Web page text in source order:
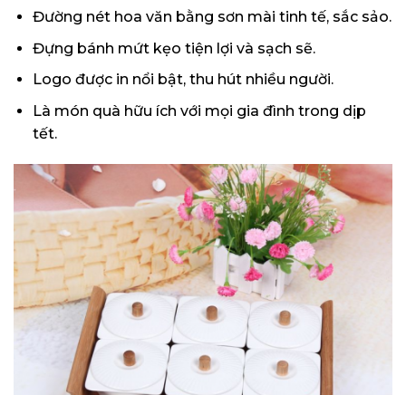
Đường nét hoa văn bằng sơn mài tinh tế, sắc sảo.
Đựng bánh mứt kẹo tiện lợi và sạch sẽ.
Logo được in nổi bật, thu hút nhiều người.
Là món quà hữu ích với mọi gia đình trong dịp
tết.